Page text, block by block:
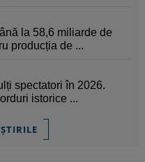
la 58,6 miliarde de
producția de ...
spectatori în 2026.
istorice ...